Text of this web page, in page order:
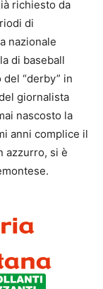
richiesto da
di
nazionale
di baseball
“derby” in
giornalista
nascosto la
anni complice il
azzurro, si è